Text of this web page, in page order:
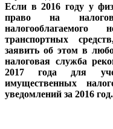
Если в 2016 году у
право на
транспортных
заявить об этом в
налоговая служба
2017 года для
имущественных
уведомлений за 2016 год.